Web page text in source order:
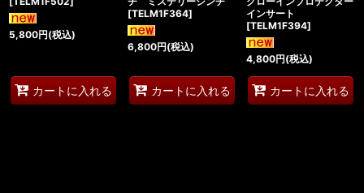
5,800円(税込)
カートに入れる
[TELM1F364]
6,800円(税込)
カートに入れる
インサート
[TELM1F394]
4,800円(税込)
カートに入れる